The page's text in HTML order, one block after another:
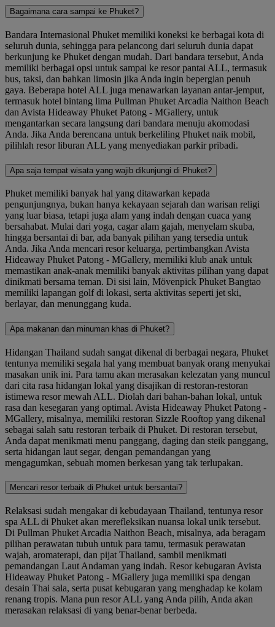
Bagaimana cara sampai ke Phuket?
Bandara Internasional Phuket memiliki koneksi ke berbagai kota di
seluruh dunia, sehingga para pelancong dari seluruh dunia dapat
berkunjung ke Phuket dengan mudah. Dari bandara tersebut, Anda
memiliki berbagai opsi untuk sampai ke resor pantai ALL, termasuk
bus, taksi, dan bahkan limosin jika Anda ingin bepergian penuh
gaya. Beberapa hotel ALL juga menawarkan layanan antar-jemput,
termasuk hotel bintang lima Pullman Phuket Arcadia Naithon Beach
dan Avista Hideaway Phuket Patong - MGallery, untuk
mengantarkan secara langsung dari bandara menuju akomodasi
Anda. Jika Anda berencana untuk berkeliling Phuket naik mobil,
pilihlah resor liburan ALL yang menyediakan parkir pribadi.
Apa saja tempat wisata yang wajib dikunjungi di Phuket?
Phuket memiliki banyak hal yang ditawarkan kepada
pengunjungnya, bukan hanya kekayaan sejarah dan warisan religi
yang luar biasa, tetapi juga alam yang indah dengan cuaca yang
bersahabat. Mulai dari yoga, cagar alam gajah, menyelam skuba,
hingga bersantai di bar, ada banyak pilihan yang tersedia untuk
Anda. Jika Anda mencari resor keluarga, pertimbangkan Avista
Hideaway Phuket Patong - MGallery, memiliki klub anak untuk
memastikan anak-anak memiliki banyak aktivitas pilihan yang dapat
dinikmati bersama teman. Di sisi lain, Mövenpick Phuket Bangtao
memiliki lapangan golf di lokasi, serta aktivitas seperti jet ski,
berlayar, dan menunggang kuda.
Apa makanan dan minuman khas di Phuket?
Hidangan Thailand sudah sangat dikenal di berbagai negara, Phuket
tentunya memiliki segala hal yang membuat banyak orang menyukai
masakan unik ini. Para tamu akan merasakan kelezatan yang muncul
dari cita rasa hidangan lokal yang disajikan di restoran-restoran
istimewa resor mewah ALL. Diolah dari bahan-bahan lokal, untuk
rasa dan kesegaran yang optimal. Avista Hideaway Phuket Patong -
MGallery, misalnya, memiliki restoran Sizzle Rooftop yang dikenal
sebagai salah satu restoran terbaik di Phuket. Di restoran tersebut,
Anda dapat menikmati menu panggang, daging dan steik panggang,
serta hidangan laut segar, dengan pemandangan yang
mengagumkan, sebuah momen berkesan yang tak terlupakan.
Mencari resor terbaik di Phuket untuk bersantai?
Relaksasi sudah mengakar di kebudayaan Thailand, tentunya resor
spa ALL di Phuket akan merefleksikan nuansa lokal unik tersebut.
Di Pullman Phuket Arcadia Naithon Beach, misalnya, ada beragam
pilihan perawatan tubuh untuk para tamu, termasuk perawatan
wajah, aromaterapi, dan pijat Thailand, sambil menikmati
pemandangan Laut Andaman yang indah. Resor kebugaran Avista
Hideaway Phuket Patong - MGallery juga memiliki spa dengan
desain Thai sala, serta pusat kebugaran yang menghadap ke kolam
renang tropis. Mana pun resor ALL yang Anda pilih, Anda akan
merasakan relaksasi di yang benar-benar berbeda.